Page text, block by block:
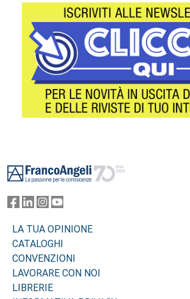
LA TUA OPINIONE
CATALOGHI
CONVENZIONI
LAVORARE CON NOI
LIBRERIE